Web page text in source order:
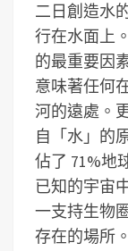
二日創造水
行在水面上
的最重要因
意味著任何
河的遠處。
自「水」的
佔了 71%地
已知的宇宙
一支持生物
存在的場所。